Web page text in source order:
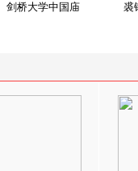
剑桥大学中国庙 裘